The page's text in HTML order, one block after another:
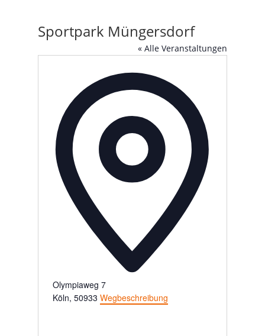
Sportpark Müngersdorf
« Alle Veranstaltungen
Olympiaweg 7
Köln, 50933 Wegbeschreibung